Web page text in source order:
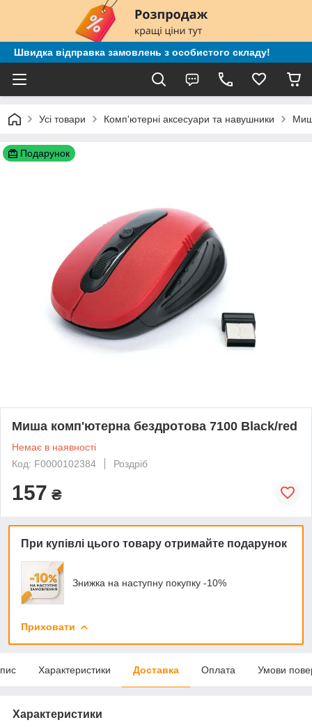
Швидка відправка замовлень з особистого складу!
Усі товари Комп'ютерні аксесуари та навушники
Подарунок
Миша комп'ютерна бездротова 7100 Black/red
Немає в наявності
Код: F0000102384
Роздріб
157 ₴
При купівлі цього товару отримайте подарунок
Знижка на наступну покупку -10%
Приховати
Характеристики Доставка Оплата Умови
Характеристики